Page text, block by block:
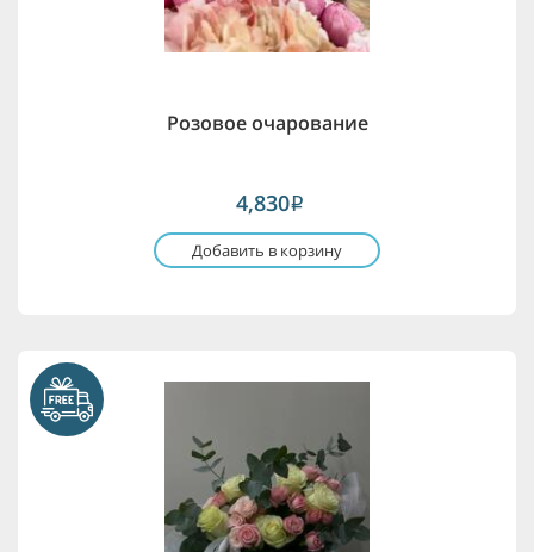
Розовое очарование
4,830i
Добавить в корзину